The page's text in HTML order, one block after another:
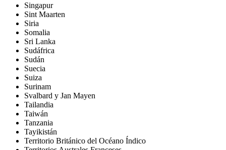
Singapur
Sint Maarten
Siria
Somalia
Sri Lanka
Sudáfrica
Sudán
Suecia
Suiza
Surinam
Svalbard y Jan Mayen
Tailandia
Taiwán
Tanzania
Tayikistán
Territorio Británico del Océano Índico